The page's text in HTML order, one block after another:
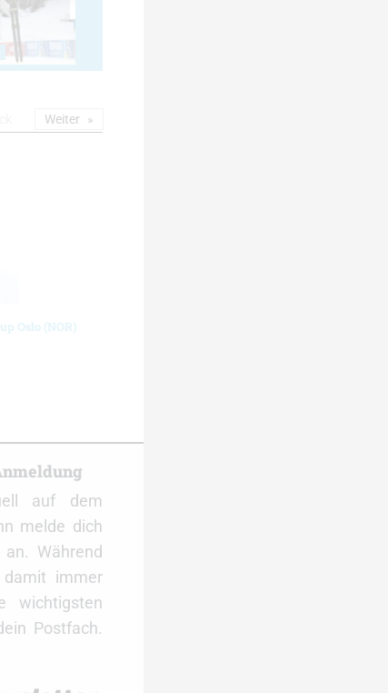
Oslo (NOR)
Weiter
auf dem
melde dich
Während
immer
wichtigsten
Postfach.